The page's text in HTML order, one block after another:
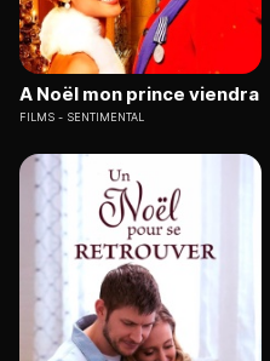
A Noël mon prince viendra
FILMS SENTIMENTAL